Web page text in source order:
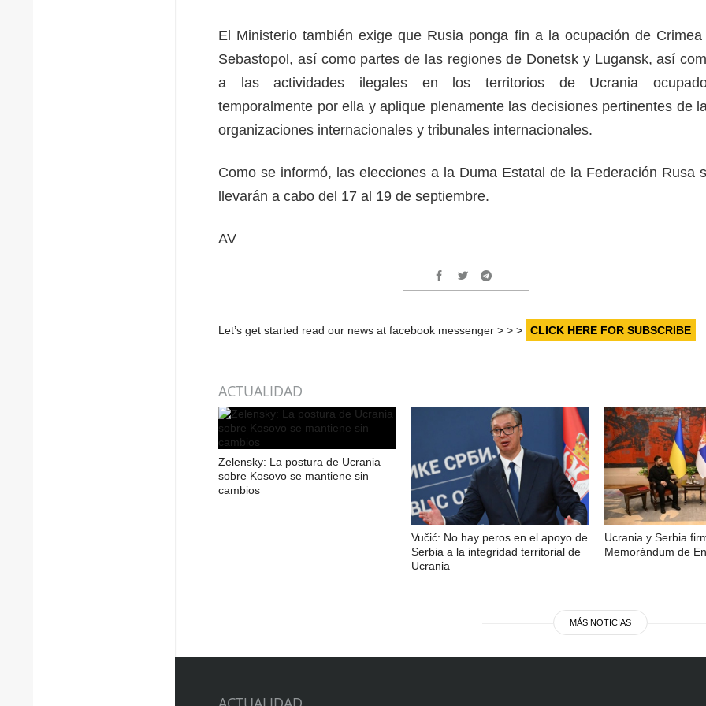
El Ministerio también exige que Rusia ponga fin a la ocupación de Crimea
Sebastopol, así como partes de las regiones de Donetsk y Lugansk, así
a las actividades ilegales en los territorios de Ucrania
temporalmente por ella y aplique plenamente las decisiones pertinentes de
organizaciones internacionales y tribunales internacionales.
Como se informó, las elecciones a la Duma Estatal de la Federación Rusa
llevarán a cabo del 17 al 19 de septiembre.
AV
Let’s get started read our news at facebook messenger > > > CLICK HERE FOR SUBSCRIBE
ACTUALIDAD
Zelensky: La postura de Ucrania
sobre Kosovo se mantiene sin
cambios
Vučić: No hay peros en el apoyo de
Serbia a la integridad territorial de
Ucrania
Ucrania y Serbia
Memorándum de
MÁS NOTICIAS